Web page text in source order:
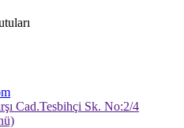
Cad.Tesbihçi Sk. No:2/4